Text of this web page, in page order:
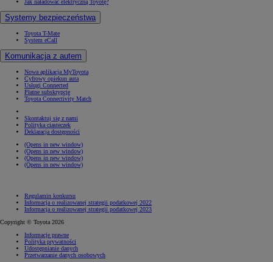
Jak naładować elektryczną Toyotę?
Systemy bezpieczeństwa
Toyota T-Mate
System eCall
Komunikacja z autem
Nowa aplikacja MyToyota
Cyfrowy opiekun auta
Usługi Connected
Płatne subskrypcje
Toyota Connectivity Match
Skontaktuj się z nami
Polityka ciasteczek
Deklaracja dostępności
(Opens in new window)
(Opens in new window)
(Opens in new window)
(Opens in new window)
Regulamin konkursu
Informacja o realizowanej strategii podatkowej 2022
Informacja o realizowanej strategii podatkowej 2023
Copyright © Toyota 2026
Informacje prawne
Polityka prywatności
Udostępnianie danych
Przetwarzanie danych osobowych